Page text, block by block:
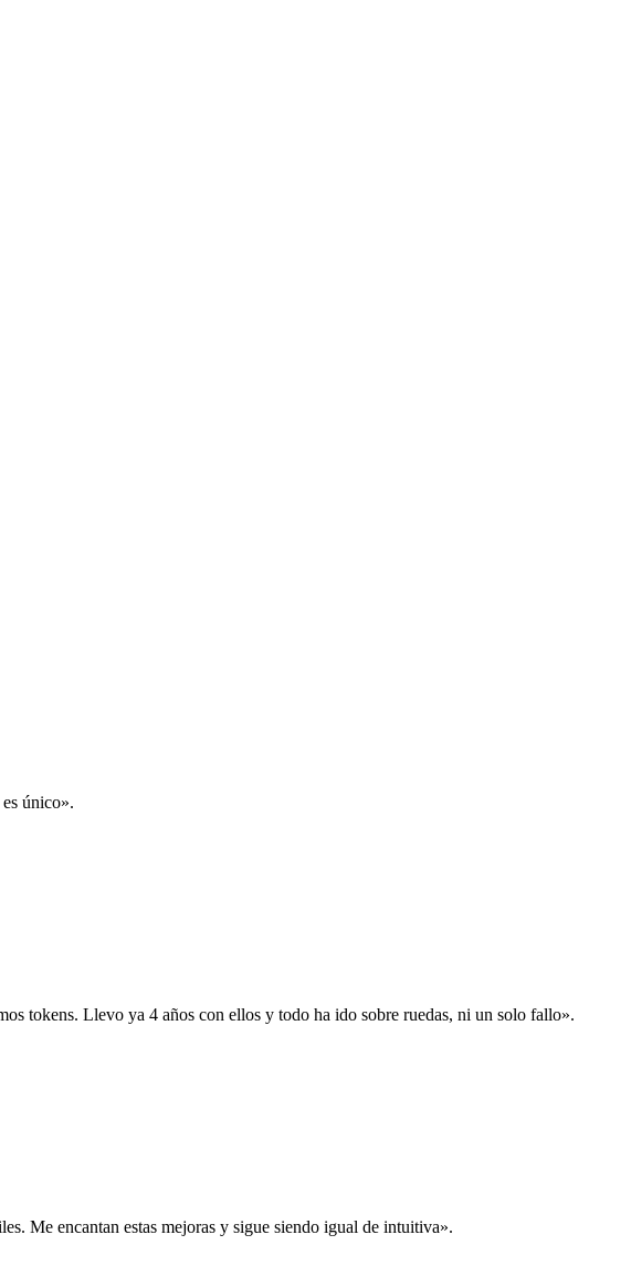
único».
tokens. Llevo ya 4 años con ellos y todo ha ido sobre ruedas, ni un solo fallo».
Me encantan estas mejoras y sigue siendo igual de intuitiva».